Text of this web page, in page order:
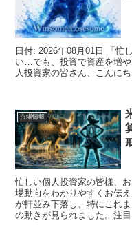
日付: 2026年08月01日 「忙
い…でも、投資で資産を増
人投資家の皆さん、こんに
市場情報
忙しい個人投資家の皆様、
場動向をわかりやすくお伝
が軒並み下落し、特にこれ
の動きが見られました。注